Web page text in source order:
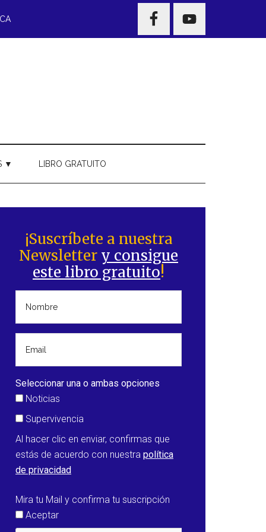
NAV
WIDGET
▼ LIBRO GRATUITO
¡Suscríbete a nuestra
Newsletter y consigue
este libro gratuito!
Seleccionar una o ambas opciones
Noticias
Supervivencia
Al hacer clic en enviar, confirmas que
estás de acuerdo con nuestra política
de privacidad
Mira tu Mail y confirma tu suscripción
Aceptar